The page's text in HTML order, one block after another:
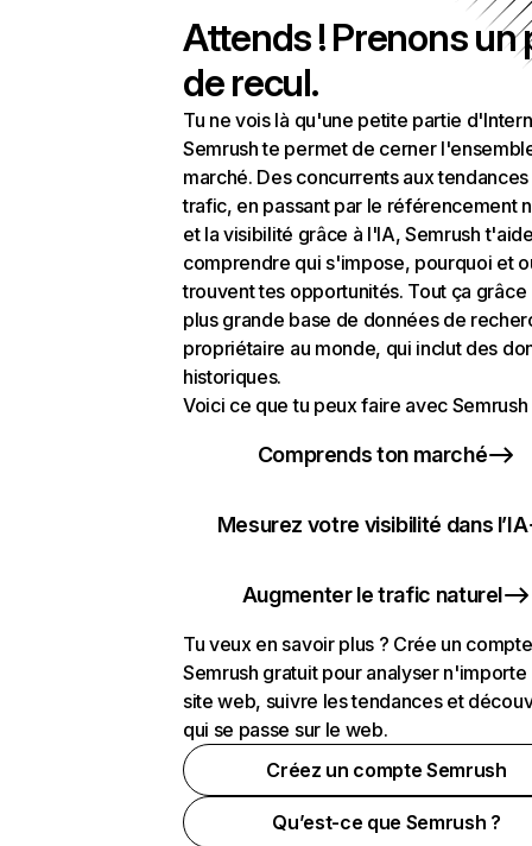
Attends ! Prenons un
de recul.
Tu ne vois là qu'une petite partie
Semrush te permet de cerner
marché. Des concurrents aux
trafic, en passant par le référencement
et la visibilité grâce à l'IA, Semrush
comprendre qui s'impose, pourquoi et
trouvent tes opportunités. Tout ça grâce
plus grande base de données de
propriétaire au monde, qui inclut des
historiques.
Voici ce que tu peux faire avec Semrush
Comprends ton marché
Mesurez votre visibilité dans l’IA
Augmenter le trafic naturel
Tu veux en savoir plus ? Crée un compte
Semrush gratuit pour analyser n'importe
site web, suivre les tendances et
qui se passe sur le web.
Créez un compte Semrush
Qu’est-ce que Semrush ?